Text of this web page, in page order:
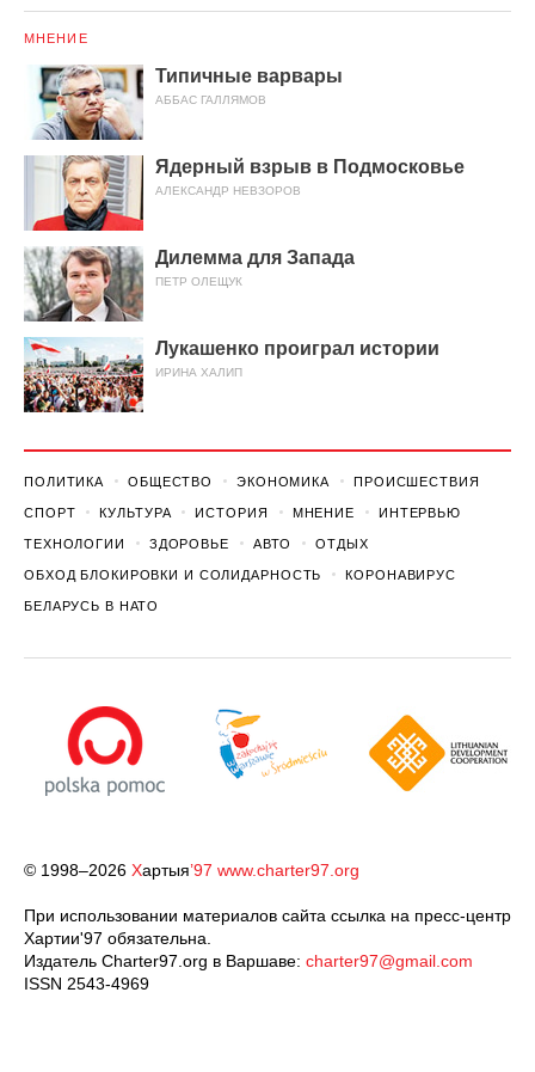
МНЕНИЕ
Типичные варвары
АББАС ГАЛЛЯМОВ
Ядерный взрыв в Подмосковье
АЛЕКСАНДР НЕВЗОРОВ
Дилемма для Запада
ПЕТР ОЛЕЩУК
Лукашенко проиграл истории
ИРИНА ХАЛИП
ПОЛИТИКА ОБЩЕСТВО ЭКОНОМИКА ПРОИСШЕСТВИЯ
СПОРТ КУЛЬТУРА ИСТОРИЯ МНЕНИЕ ИНТЕРВЬЮ
ТЕХНОЛОГИИ ЗДОРОВЬЕ АВТО ОТДЫХ
ОБХОД БЛОКИРОВКИ И СОЛИДАРНОСТЬ КОРОНАВИРУС
БЕЛАРУСЬ В НАТО
© 1998–2026 Хартыя’97 www.charter97.org
При использовании материалов сайта ссылка на пресс-центр
Хартии'97 обязательна.
Издатель Charter97.org в Варшаве: charter97@gmail.com
ISSN 2543-4969